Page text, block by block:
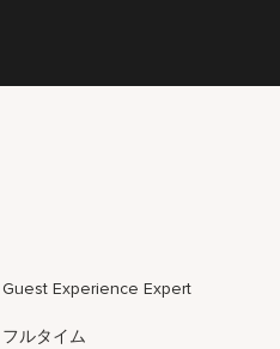
Guest Experience Expert
フルタイム